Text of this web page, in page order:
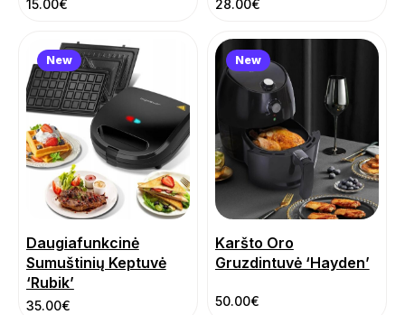
15.00€ 28.00€
Daugiafunkcinė
Sumuštinių Keptuvė
‘Rubik’
35.00€
New
Karšto Oro
Gruzdintuvė ‘Hayden’
50.00€
New